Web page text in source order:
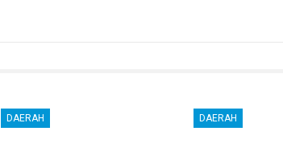
DAERAH DAERAH